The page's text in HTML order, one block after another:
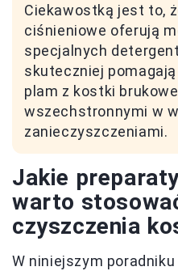
Ciekawostką jest to,
ciśnieniowe oferują
specjalnych
skuteczniej
plam z kostki
wszechstronnymi w
zanieczyszczeniami.
Jakie
warto
czyszczenia
W niniejszym